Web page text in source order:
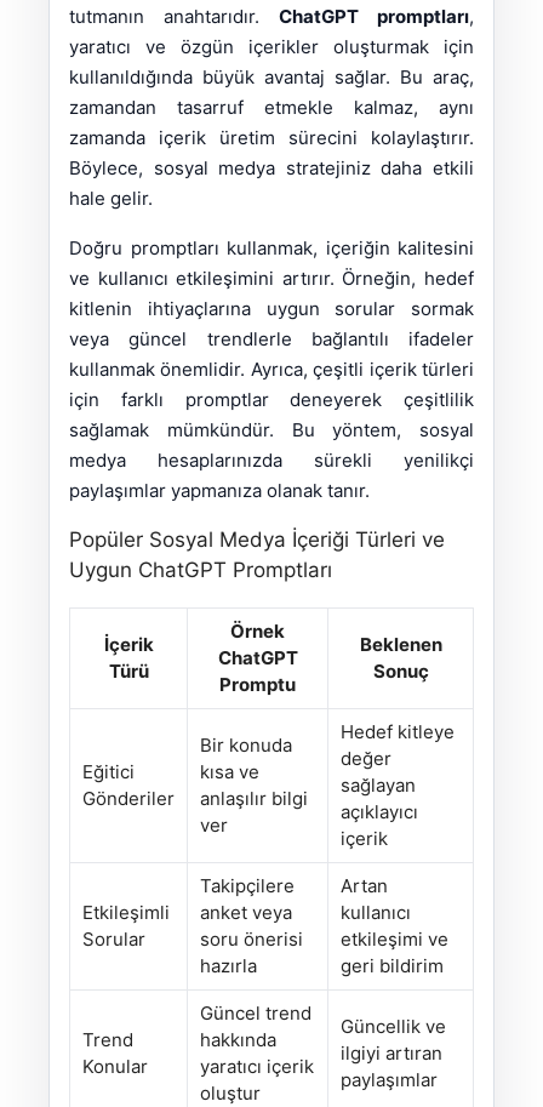
tutmanın anahtarıdır. ChatGPT promptları,
yaratıcı ve özgün içerikler oluşturmak için
kullanıldığında büyük avantaj sağlar. Bu araç,
zamandan tasarruf etmekle kalmaz, aynı
zamanda içerik üretim sürecini kolaylaştırır.
Böylece, sosyal medya stratejiniz daha etkili
hale gelir.
Doğru promptları kullanmak, içeriğin kalitesini
ve kullanıcı etkileşimini artırır. Örneğin, hedef
kitlenin ihtiyaçlarına uygun sorular sormak
veya güncel trendlerle bağlantılı ifadeler
kullanmak önemlidir. Ayrıca, çeşitli içerik türleri
için farklı promptlar deneyerek çeşitlilik
sağlamak mümkündür. Bu yöntem, sosyal
medya hesaplarınızda sürekli yenilikçi
paylaşımlar yapmanıza olanak tanır.
Popüler Sosyal Medya İçeriği Türleri ve
Uygun ChatGPT Promptları
İçerik
Türü
Örnek
ChatGPT
Promptu
Beklenen
Sonuç
Eğitici
Gönderiler
Bir konuda
kısa ve
anlaşılır bilgi
ver
Hedef kitleye
değer
sağlayan
açıklayıcı
içerik
Etkileşimli
Sorular
Takipçilere
anket veya
soru önerisi
hazırla
Artan
kullanıcı
etkileşimi ve
geri bildirim
Trend
Konular
Güncel trend
hakkında
yaratıcı içerik
oluştur
Güncellik ve
ilgiyi artıran
paylaşımlar